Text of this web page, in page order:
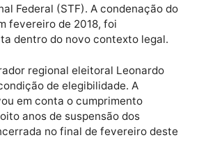
a existência de impedimentos
pleito.
análise considerou as mudanças
além do entendimento
Federal (STF). A condenação
fevereiro de 2018, foi
dentro do novo contexto legal.